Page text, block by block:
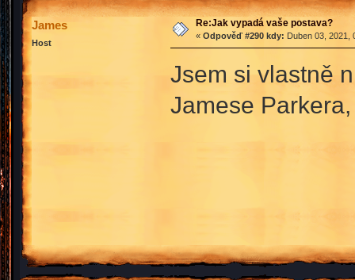
James
Host
Re:Jak vypadá vaše postava?
« Odpověď #290 kdy: Duben 03, 2021,
Jsem si vlastně
Jamese